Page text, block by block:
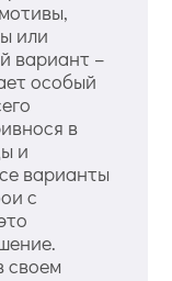
или
вариант –
особый
в
и
варианты
с
своем